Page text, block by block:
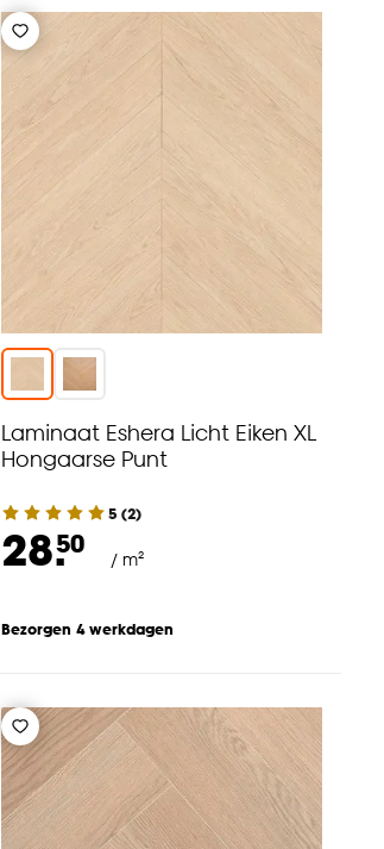
Laminaat Eshera Licht Eiken XL
Hongaarse Punt
5 (2)
28.50
/ m²
Bezorgen 4 werkdagen